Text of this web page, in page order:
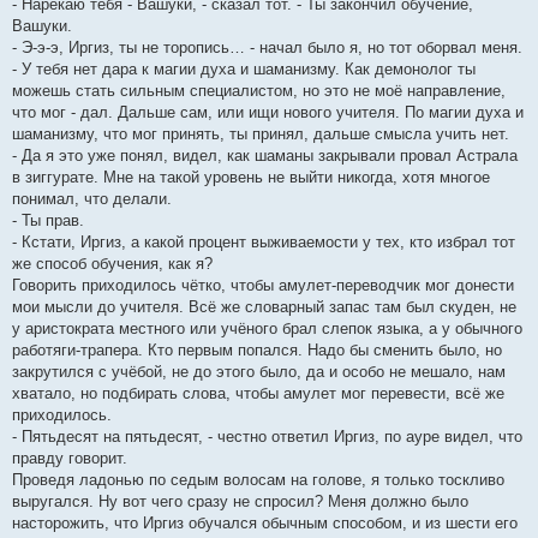
- Нарекаю тебя - Вашуки, - сказал тот. - Ты закончил обучение,
Вашуки.
- Э-э-э, Иргиз, ты не торопись… - начал было я, но тот оборвал меня.
- У тебя нет дара к магии духа и шаманизму. Как демонолог ты
можешь стать сильным специалистом, но это не моё направление,
что мог - дал. Дальше сам, или ищи нового учителя. По магии духа и
шаманизму, что мог принять, ты принял, дальше смысла учить нет.
- Да я это уже понял, видел, как шаманы закрывали провал Астрала
в зиггурате. Мне на такой уровень не выйти никогда, хотя многое
понимал, что делали.
- Ты прав.
- Кстати, Иргиз, а какой процент выживаемости у тех, кто избрал тот
же способ обучения, как я?
Говорить приходилось чётко, чтобы амулет-переводчик мог донести
мои мысли до учителя. Всё же словарный запас там был скуден, не
у аристократа местного или учёного брал слепок языка, а у обычного
работяги-трапера. Кто первым попался. Надо бы сменить было, но
закрутился с учёбой, не до этого было, да и особо не мешало, нам
хватало, но подбирать слова, чтобы амулет мог перевести, всё же
приходилось.
- Пятьдесят на пятьдесят, - честно ответил Иргиз, по ауре видел, что
правду говорит.
Проведя ладонью по седым волосам на голове, я только тоскливо
выругался. Ну вот чего сразу не спросил? Меня должно было
насторожить, что Иргиз обучался обычным способом, и из шести его